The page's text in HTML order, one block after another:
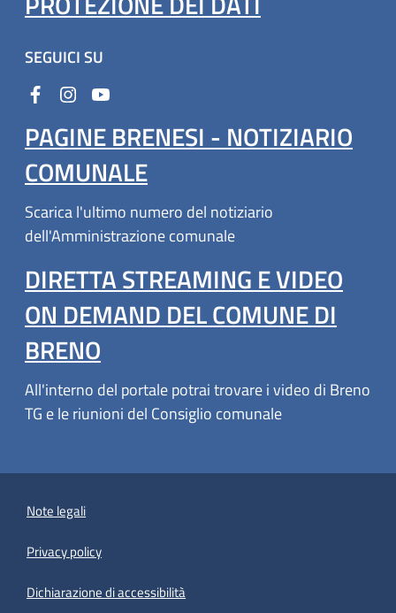
SEGUICI SU
PAGINE BRENESI - NOTIZIARIO
COMUNALE
Scarica l'ultimo numero del notiziario
dell'Amministrazione comunale
DIRETTA STREAMING E VIDEO
ON DEMAND DEL COMUNE DI
BRENO
All'interno del portale potrai trovare i video di Breno
TG e le riunioni del Consiglio comunale
Note legali
Privacy policy
Dichiarazione di accessibilità